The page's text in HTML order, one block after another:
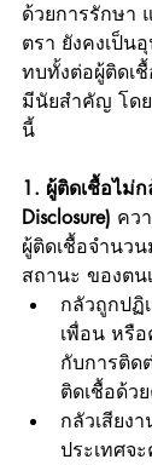
ด้วยการรักษา
ตรา ยังคงเป็น
ทบทั้งต่อผู้ติดเ
มีนัยสำคัญ โด
นี้
1. ผู้ติดเชื้อไม่ก
Disclosure) คว
ผู้ติดเชื้อจำนว
สถานะ ของตน
กลัวถูกปฏิ
เพื่อน หรือ
กับการติด
ติดเชื้อด้ว
กลัวเสียง
ประเทศจ